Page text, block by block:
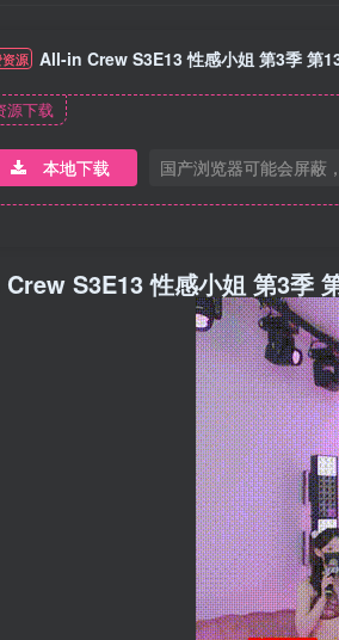
源 All-in Crew S3E13 性感小姐 第3季 第
源下载
本地下载 国产浏览器可能会屏蔽
S3E13 性感小姐 第3季